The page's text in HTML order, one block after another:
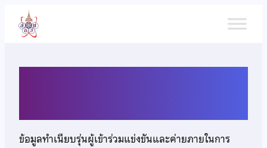
เนื้อหา
ข้อมูลทำเนียบรุ่นผู้เข้าร่วมแข่งขันและค่ายภายในการ